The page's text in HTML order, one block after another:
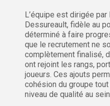
L’équipe est dirigée par
Dessureault, fidèle au
déterminé à faire
que le recrutement ne
complètement finalisé,
ont rejoint les rangs,
joueurs. Ces ajouts
cohésion du groupe
niveau de qualité au